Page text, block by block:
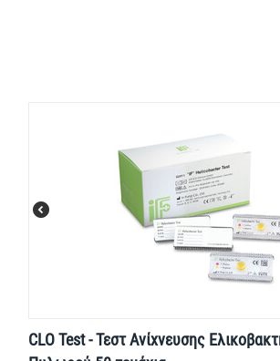
CLO Test - Τεστ Ανίχνευσης